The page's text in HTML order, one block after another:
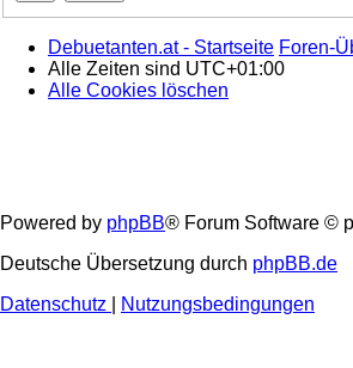
Debuetanten.at - Startseite Foren-
Alle Zeiten sind UTC+01:00
Alle Cookies löschen
Powered by phpBB® Forum Software ©
Deutsche Übersetzung durch phpBB.de
Datenschutz
Nutzungsbedingungen